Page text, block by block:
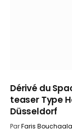
Dérivé du
teaser Type
Düsseldorf
ParFaris Bouchaala